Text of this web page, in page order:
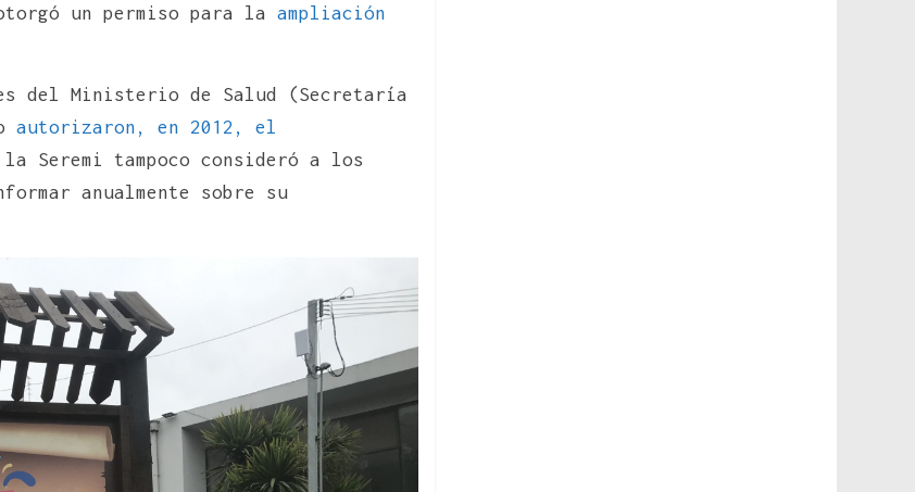
un permiso para la ampliación
del Ministerio de Salud (Secretaría
autorizaron, en 2012, el
Seremi tampoco consideró a los
anualmente sobre su